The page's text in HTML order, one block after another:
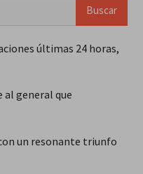
últimas 24 horas,
al general que
un resonante triunfo